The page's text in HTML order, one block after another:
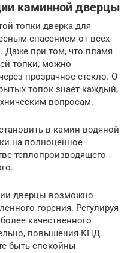
каминной дверцы
топки дверка для
спасением от всех
Даже при том, что пламя
топки, можно
прозрачное стекло. О
топок знает каждый,
вопросам.
в камин водяной
на полноценное
теплопроизводящего
дверцы возможно
горения. Регулируя
качественного
повышения КПД.
быть спокойны